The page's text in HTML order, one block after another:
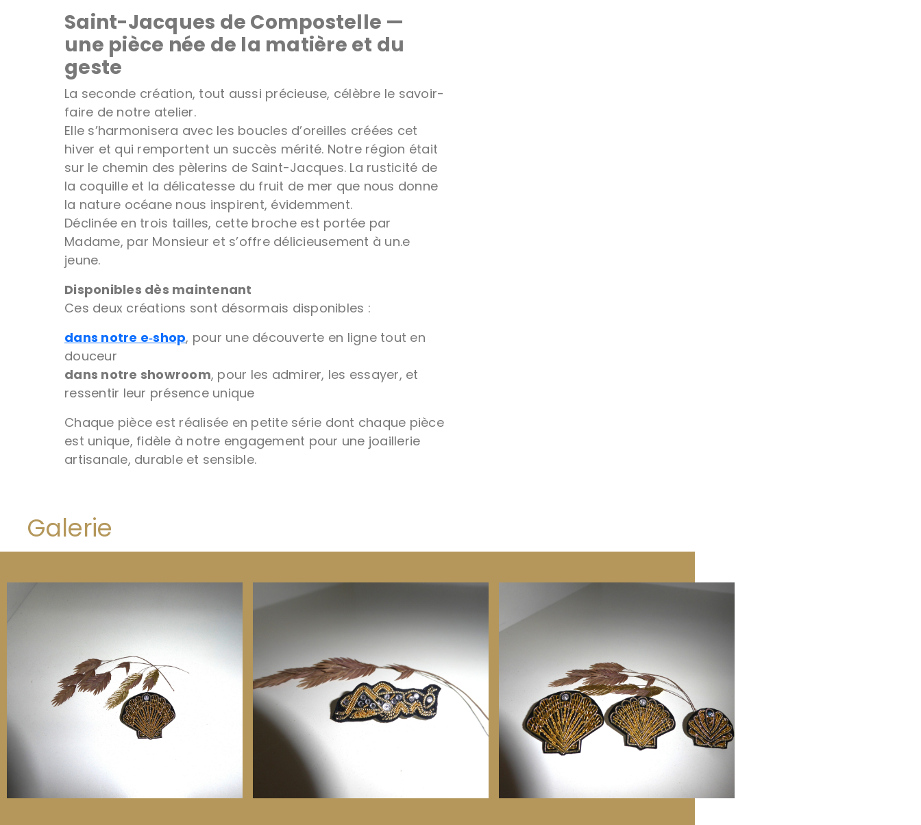
Saint-Jacques de Compostelle —
une pièce née de la matière et du
geste
La seconde création, tout aussi précieuse, célèbre le savoir-
faire de notre atelier.
Elle s’harmonisera avec les boucles d’oreilles créées cet
hiver et qui remportent un succès mérité. Notre région était
sur le chemin des pèlerins de Saint-Jacques. La rusticité de
la coquille et la délicatesse du fruit de mer que nous donne
la nature océane nous inspirent, évidemment.
Déclinée en trois tailles, cette broche est portée par
Madame, par Monsieur et s’offre délicieusement à un.e
jeune.
Disponibles dès maintenant
Ces deux créations sont désormais disponibles :
dans notre e‑shop, pour une découverte en ligne tout en
douceur
dans notre showroom, pour les admirer, les essayer, et
ressentir leur présence unique
Chaque pièce est réalisée en petite série dont chaque pièce
est unique, fidèle à notre engagement pour une joaillerie
artisanale, durable et sensible.
Galerie